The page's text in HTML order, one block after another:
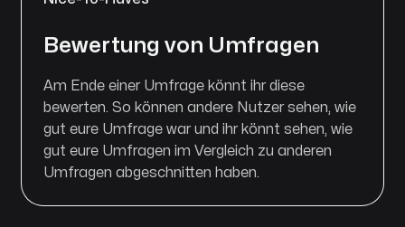
Bewertung von Umfragen
Am Ende einer Umfrage könnt ihr diese
bewerten. So können andere Nutzer sehen, wie
gut eure Umfrage war und ihr könnt sehen, wie
gut eure Umfragen im Vergleich zu anderen
Umfragen abgeschnitten haben.